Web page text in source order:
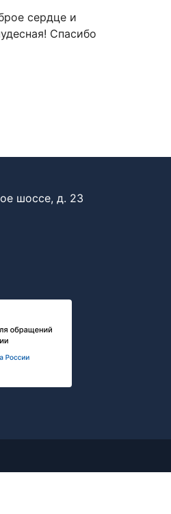
сердце и
Спасибо
шоссе, д. 23